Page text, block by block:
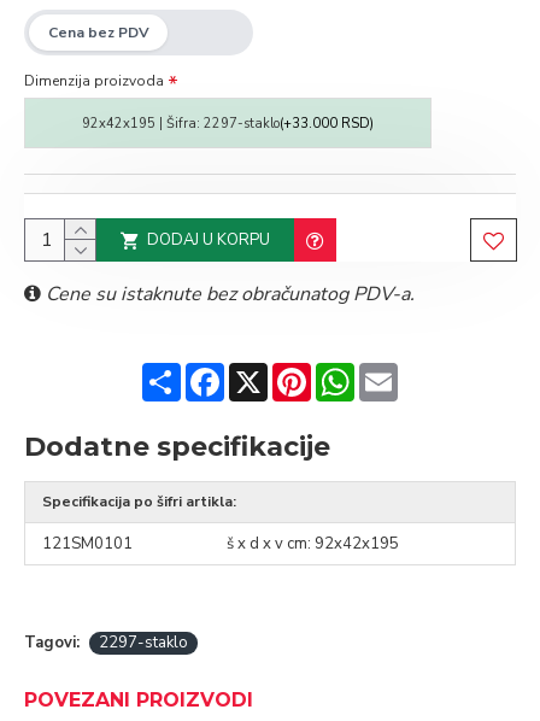
Dimenzija proizvoda
92x42x195 | Šifra: 2297-staklo(+33.000 RSD)
DODAJ U KORPU
Cene su istaknute bez obračunatog PDV-a.
ShareFacebook
X PinterestWhatsApp
Email
Dodatne specifikacije
Specifikacija po šifri artikla:
121SM0101 š x d x v cm: 92x42x195
Tagovi: 2297-staklo
POVEZANI PROIZVODI